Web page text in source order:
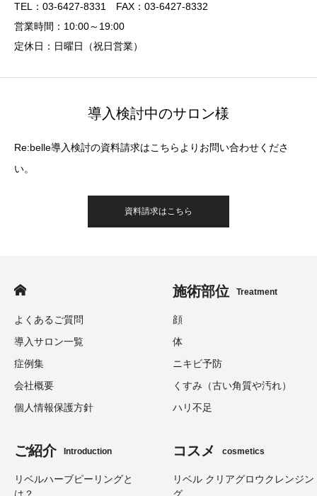
TEL：03-6427-8331 FAX：03-6427-8332
営業時間：10:00～19:00
定休日：日曜日（祝日営業）
導入検討中のサロン様
Re:belle導入検討の資料請求はこちらよりお問い合わせくださ
い。
資料請求はこちら
よくあるご質問
導入サロン一覧
症例集
会社概要
個人情報保護方針
施術部位 Treatment
顔
体
ニキビ予防
くすみ（古い角質や汚れ）
ハリ不足
ご紹介 Introduction
リベルハーブピーリングと
コスメ cosmetics
リベル クリアグロウクレンジン